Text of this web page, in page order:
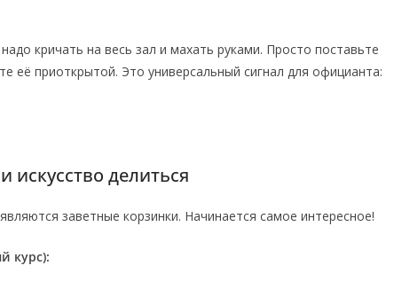
кричать на весь зал и махать руками. Просто поставьте
её приоткрытой. Это универсальный сигнал для официанта:
искусство делиться
заветные корзинки. Начинается самое интересное!
курс):